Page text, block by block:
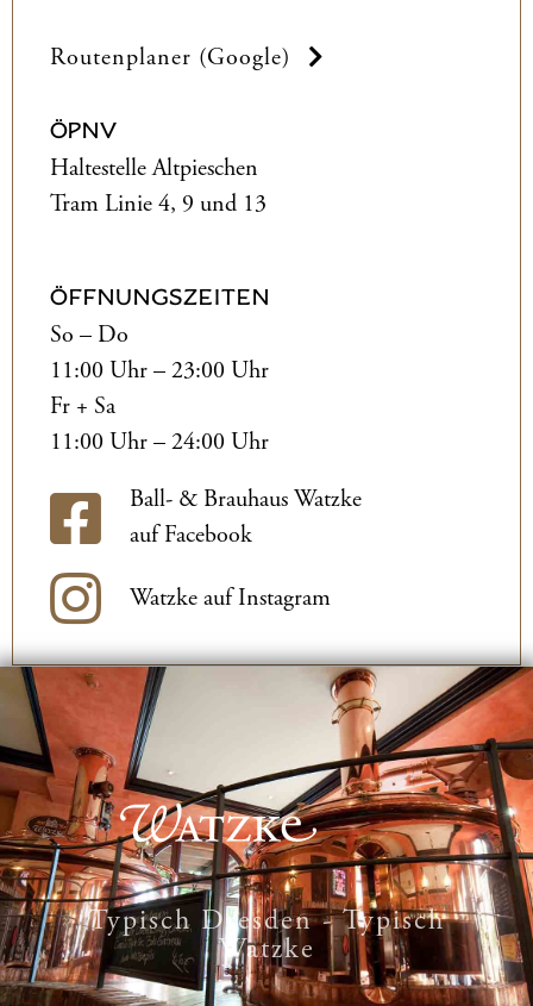
Routenplaner (Google)
ÖPNV
Haltestelle Altpieschen
Tram Linie 4, 9 und 13
ÖFFNUNGSZEITEN
So – Do
11:00 Uhr – 23:00 Uhr
Fr + Sa
11:00 Uhr – 24:00 Uhr
Ball- & Brauhaus Watzke
auf Facebook
Watzke auf Instagram
Typisch Dresden - Typisch
Watzke